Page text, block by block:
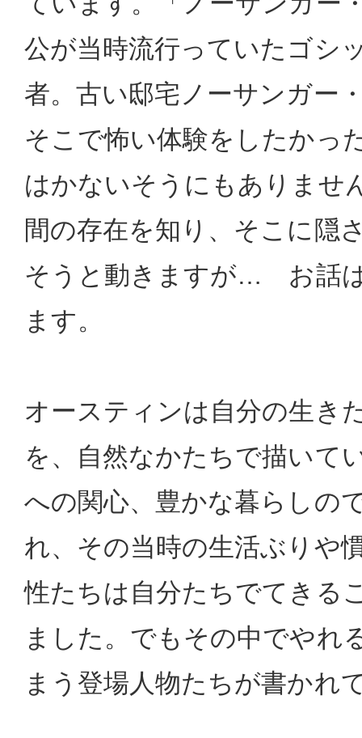
公が当時流行っていたゴシ
者。古い邸宅ノーサンガー
そこで怖い体験をしたかっ
はかないそうにもありませ
間の存在を知り、そこに隠
そうと動きますが… お話
ます。
オースティンは自分の生き
を、自然なかたちで描いて
への関心、豊かな暮らしの
れ、その当時の生活ぶりや
性たちは自分たちでてきる
ました。でもその中でやれ
まう登場人物たちが書かれ